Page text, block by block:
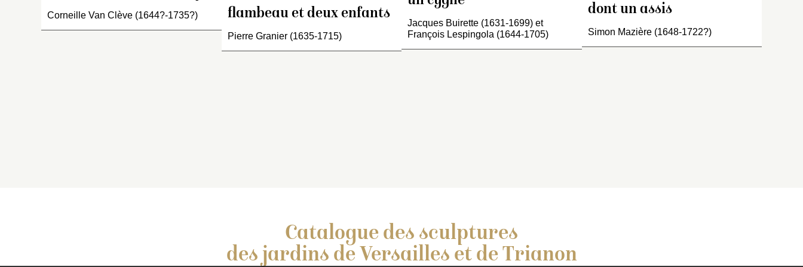
Corneille Van Clève (1644?-1735?)
de la main droite.…
flambeau et deux enfants
Pierre Granier (1635-1715)
enfans, en pied, dont un qui
représente l’Amour tient un
brandon allumé,…
Jacques Buirette (1631-1699) et
François Lespingola (1644-1705)
feuilles…
dont un assis
Simon Mazière (1648-1722?)
Catalogue des sculptures
des jardins de Versailles et de Trianon